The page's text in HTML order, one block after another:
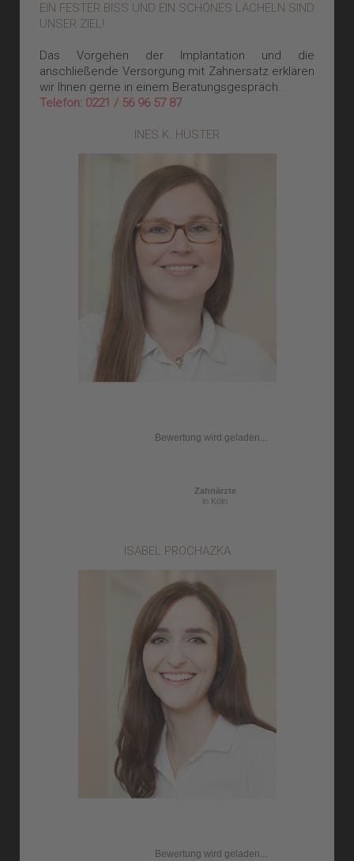
EIN FESTER BISS UND EIN SCHÖNES LÄCHELN SIND
UNSER ZIEL!
Das Vorgehen der Implantation und die
anschließende Versorgung mit Zahnersatz erklären
wir Ihnen gerne in einem Beratungsgespräch.
Telefon: 0221 / 56 96 57 87
INES K. HÜSTER
Bewertung wird geladen...
Zahnärzte
in Köln
ISABEL PROCHAZKA
Bewertung wird geladen...